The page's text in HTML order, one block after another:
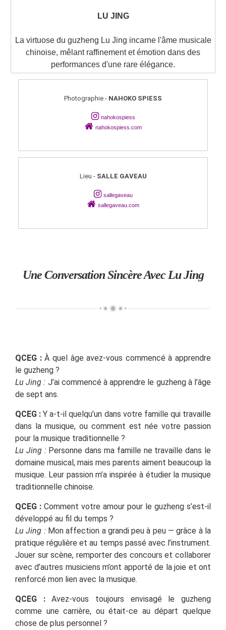
LU JING
La virtuose du guzheng Lu Jing incarne l'âme musicale
chinoise, mêlant raffinement et émotion dans des
performances d'une rare élégance.
Photographie - NAHOKO SPIESS
nahokospiess
nahokospiess.com
Lieu - SALLE GAVEAU
sallegaveau
sallegaveau.com
Une Conversation Sincère Avec Lu Jing
QCEG :À quel âge avez-vous commencé à apprendre
le guzheng ?
Lu Jing : J’ai commencé à apprendre le guzheng à l’âge
de sept ans.
QCEG : Y a-t-il quelqu’un dans votre famille qui travaille
dans la musique, ou comment est née votre passion
pour la musique traditionnelle ?
Lu Jing :Personne dans ma famille ne travaille dans le
domaine musical, mais mes parents aiment beaucoup la
musique. Leur passion m’a inspirée à étudier la musique
traditionnelle chinoise.
QCEG : Comment votre amour pour le guzheng s’est-il
développé au fil du temps ?
Lu Jing :Mon affection a grandi peu à peu — grâce à la
pratique régulière et au temps passé avec l’instrument.
Jouer sur scène, remporter des concours et collaborer
avec d’autres musiciens m’ont apporté de la joie et ont
renforcé mon lien avec la musique.
QCEG :Avez-vous toujours envisagé le guzheng
comme une carrière, ou était-ce au départ quelque
chose de plus personnel ?